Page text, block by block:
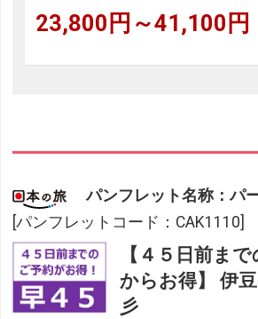
23,800円～41,100円
パンフレット名称：パ
[パンフレットコード：CAK1110]
【４５日前ま
からお得】 伊
彡